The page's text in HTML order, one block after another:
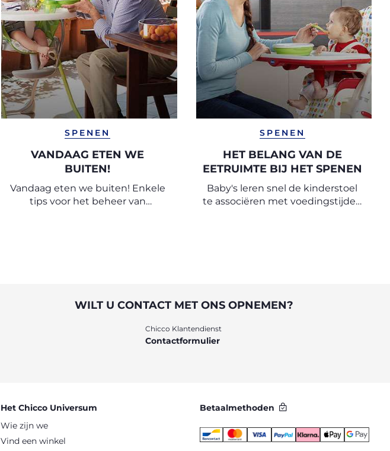
SPENEN
VANDAAG ETEN WE
BUITEN!
Vandaag eten we buiten! Enkele
tips voor het beheer van
SPENEN
HET BELANG VAN DE
EETRUIMTE BIJ HET SPENEN
Baby's leren snel de kinderstoel
te associëren met voedingstijden
WILT U CONTACT MET ONS OPNEMEN?
Chicco Klantendienst
Contactformulier
Het Chicco Universum
Wie zijn we
Vind een winkel
Betaalmethoden